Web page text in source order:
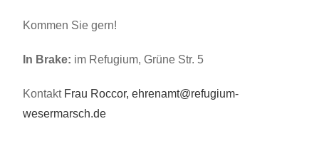
Kommen Sie gern!
In Brake: im Refugium, Grüne Str. 5
Kontakt Frau Roccor,ehrenamt@refugium-
wesermarsch.de